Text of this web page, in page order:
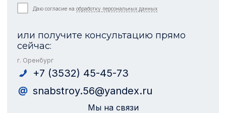
Даю согласие на обработку персональных данных
или получите консультацию прямо
сейчас:
г. Оренбург
+7 (3532) 45-45-73
snabstroy.56@yandex.ru
Мы на связи